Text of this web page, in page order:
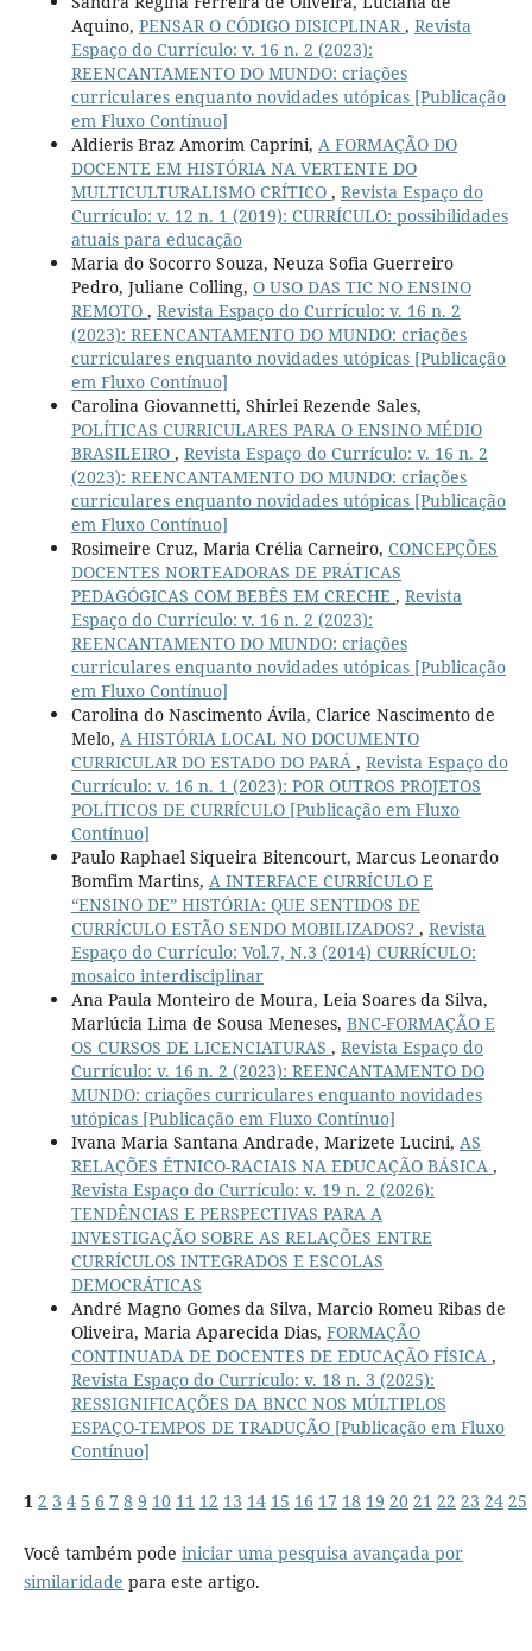
Aquino, PENSAR O CÓDIGO DISICPLINAR , Revista
Espaço do Currículo: v. 16 n. 2 (2023):
REENCANTAMENTO DO MUNDO: criações
curriculares enquanto novidades utópicas [Publicação
em Fluxo Contínuo]
Aldieris Braz Amorim Caprini, A FORMAÇÃO DO
DOCENTE EM HISTÓRIA NA VERTENTE DO
MULTICULTURALISMO CRÍTICO , Revista Espaço do
Currículo: v. 12 n. 1 (2019): CURRÍCULO: possibilidades
atuais para educação
Maria do Socorro Souza, Neuza Sofia Guerreiro
Pedro, Juliane Colling, O USO DAS TIC NO ENSINO
REMOTO , Revista Espaço do Currículo: v. 16 n. 2
(2023): REENCANTAMENTO DO MUNDO: criações
curriculares enquanto novidades utópicas [Publicação
em Fluxo Contínuo]
Carolina Giovannetti, Shirlei Rezende Sales,
POLÍTICAS CURRICULARES PARA O ENSINO MÉDIO
BRASILEIRO , Revista Espaço do Currículo: v. 16 n. 2
(2023): REENCANTAMENTO DO MUNDO: criações
curriculares enquanto novidades utópicas [Publicação
em Fluxo Contínuo]
Rosimeire Cruz, Maria Crélia Carneiro, CONCEPÇÕES
DOCENTES NORTEADORAS DE PRÁTICAS
PEDAGÓGICAS COM BEBÊS EM CRECHE , Revista
Espaço do Currículo: v. 16 n. 2 (2023):
REENCANTAMENTO DO MUNDO: criações
curriculares enquanto novidades utópicas [Publicação
em Fluxo Contínuo]
Carolina do Nascimento Ávila, Clarice Nascimento de
Melo, A HISTÓRIA LOCAL NO DOCUMENTO
CURRICULAR DO ESTADO DO PARÁ , Revista Espaço do
Currículo: v. 16 n. 1 (2023): POR OUTROS PROJETOS
POLÍTICOS DE CURRÍCULO [Publicação em Fluxo
Contínuo]
Paulo Raphael Siqueira Bitencourt, Marcus Leonardo
Bomfim Martins, A INTERFACE CURRÍCULO E
“ENSINO DE” HISTÓRIA: QUE SENTIDOS DE
CURRÍCULO ESTÃO SENDO MOBILIZADOS? , Revista
Espaço do Currículo: Vol.7, N.3 (2014) CURRÍCULO:
mosaico interdisciplinar
Ana Paula Monteiro de Moura, Leia Soares da Silva,
Marlúcia Lima de Sousa Meneses, BNC-FORMAÇÃO E
OS CURSOS DE LICENCIATURAS , Revista Espaço do
Currículo: v. 16 n. 2 (2023): REENCANTAMENTO DO
MUNDO: criações curriculares enquanto novidades
utópicas [Publicação em Fluxo Contínuo]
Ivana Maria Santana Andrade, Marizete Lucini, AS
RELAÇÕES ÉTNICO-RACIAIS NA EDUCAÇÃO BÁSICA ,
Revista Espaço do Currículo: v. 19 n. 2 (2026):
TENDÊNCIAS E PERSPECTIVAS PARA A
INVESTIGAÇÃO SOBRE AS RELAÇÕES ENTRE
CURRÍCULOS INTEGRADOS E ESCOLAS
DEMOCRÁTICAS
André Magno Gomes da Silva, Marcio Romeu Ribas de
Oliveira, Maria Aparecida Dias, FORMAÇÃO
CONTINUADA DE DOCENTES DE EDUCAÇÃO FÍSICA ,
Revista Espaço do Currículo: v. 18 n. 3 (2025):
RESSIGNIFICAÇÕES DA BNCC NOS MÚLTIPLOS
ESPAÇO-TEMPOS DE TRADUÇÃO [Publicação em Fluxo
Contínuo]
1 2 3 4 5 6 7 8 9 10 11 12 13 14 15 16 17 18 19 20 21 22 23 24 25
Você também pode iniciar uma pesquisa avançada por
similaridade para este artigo.